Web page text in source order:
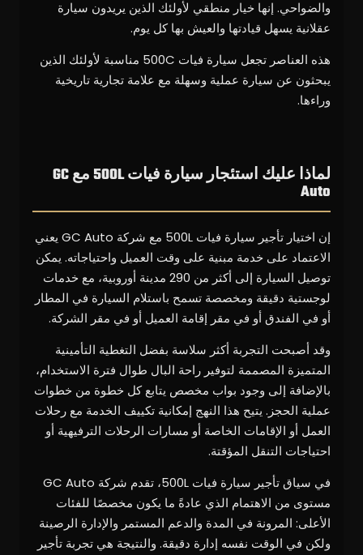
والضواحي. إنها خيار منطقي لأولئك الذين يريدون سيارة
عقلانية يسهل قيادتها والعيش بها كل يوم.
هذه العناصر تجعل سيارة فيات 500C مناسبة لأولئك الذين
يبحثون عن سيارة عملية وسهلة مع علامة تجارية تاريخية
وراءها.
لماذا عليك استئجار سيارة فيات 500L مع GC
Auto
إن اختيار تأجير سيارة فيات 500L مع شركة GC Auto يعني
الاعتماد على خدمة مبنية على وقت العميل واحتياجاته. يمكن
توصيل السيارة إلى أكثر من 290 مدينة أوروبية، مع خدمات
لوجستية دقيقة ومخصصة تسمح باستلام السيارة في المطار
أو في الفندق أو في مقر إقامة العميل أو في مقر الشركة.
وقد أصبحت التجربة أكثر سلاسة بفضل التغطية التأمينية
المتميزة المصممة لتوفير راحة البال طوال فترة الاستخدام،
بالإضافة إلى وجود بواب مخصص يتابع كل خطوة من خطوات
عملية الحجز. يتيح هذا النهج إمكانية تكييف الخدمة مع رحلات
العمل أو الإقامات الخاصة أو مسارات الرحلات الترفيهية أو
احتياجات التنقل المؤقتة.
في سياق تأجير سيارة فيات 500L، تقدم شركة GC Auto
مستوى من الاهتمام الذي عادةً ما يكون مخصصًا للفئات
الأعلى: المرونة في المدة والدعم المستمر والإدارة الرصينة
ولكن في الوقت نفسه إدارة دقيقة. والنتيجة هي تجربة تأجير